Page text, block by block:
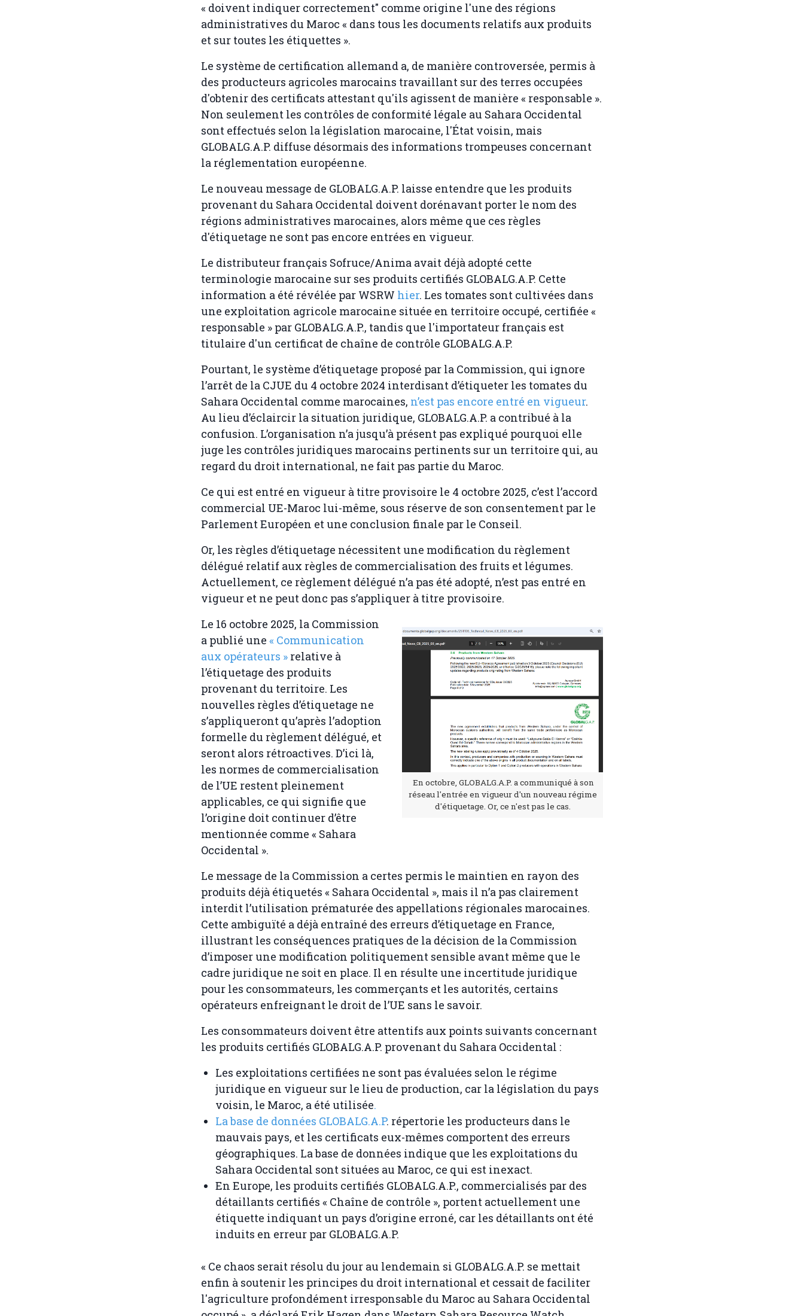
« doivent indiquer correctement" comme origine l'une des régions
administratives du Maroc « dans tous les documents relatifs aux produits
et sur toutes les étiquettes ».
Le système de certification allemand a, de manière controversée, permis à
des producteurs agricoles marocains travaillant sur des terres occupées
d'obtenir des certificats attestant qu'ils agissent de manière « responsable ».
Non seulement les contrôles de conformité légale au Sahara Occidental
sont effectués selon la législation marocaine, l'État voisin, mais
GLOBALG.A.P. diffuse désormais des informations trompeuses concernant
la réglementation européenne.
Le nouveau message de GLOBALG.A.P. laisse entendre que les produits
provenant du Sahara Occidental doivent dorénavant porter le nom des
régions administratives marocaines, alors même que ces règles
d'étiquetage ne sont pas encore entrées en vigueur.
Le distributeur français Sofruce/Anima avait déjà adopté cette
terminologie marocaine sur ses produits certifiés GLOBALG.A.P. Cette
information a été révélée par WSRW hier. Les tomates sont cultivées dans
une exploitation agricole marocaine située en territoire occupé, certifiée «
responsable » par GLOBALG.A.P., tandis que l'importateur français est
titulaire d'un certificat de chaîne de contrôle GLOBALG.A.P.
Pourtant, le système d’étiquetage proposé par la Commission, qui ignore
l’arrêt de la CJUE du 4 octobre 2024 interdisant d’étiqueter les tomates du
Sahara Occidental comme marocaines, n’est pas encore entré en vigueur.
Au lieu d’éclaircir la situation juridique, GLOBALG.A.P. a contribué à la
confusion. L’organisation n’a jusqu’à présent pas expliqué pourquoi elle
juge les contrôles juridiques marocains pertinents sur un territoire qui, au
regard du droit international, ne fait pas partie du Maroc.
Ce qui est entré en vigueur à titre provisoire le 4 octobre 2025, c’est l’accord
commercial UE-Maroc lui-même, sous réserve de son consentement par le
Parlement Européen et une conclusion finale par le Conseil.
Or, les règles d’étiquetage nécessitent une modification du règlement
délégué relatif aux règles de commercialisation des fruits et légumes.
Actuellement, ce règlement délégué n’a pas été adopté, n’est pas entré en
vigueur et ne peut donc pas s’appliquer à titre provisoire.
En octobre, GLOBALG.A.P. a communiqué à son
réseau l'entrée en vigueur d'un nouveau régime
d'étiquetage. Or, ce n'est pas le cas.
Le 16 octobre 2025, la Commission
a publié une « Communication
aux opérateurs » relative à
l’étiquetage des produits
provenant du territoire. Les
nouvelles règles d’étiquetage ne
s’appliqueront qu’après l’adoption
formelle du règlement délégué, et
seront alors rétroactives. D’ici là,
les normes de commercialisation
de l’UE restent pleinement
applicables, ce qui signifie que
l’origine doit continuer d’être
mentionnée comme « Sahara
Occidental ».
Le message de la Commission a certes permis le maintien en rayon des
produits déjà étiquetés « Sahara Occidental », mais il n’a pas clairement
interdit l’utilisation prématurée des appellations régionales marocaines.
Cette ambiguïté a déjà entraîné des erreurs d’étiquetage en France,
illustrant les conséquences pratiques de la décision de la Commission
d’imposer une modification politiquement sensible avant même que le
cadre juridique ne soit en place. Il en résulte une incertitude juridique
pour les consommateurs, les commerçants et les autorités, certains
opérateurs enfreignant le droit de l’UE sans le savoir.
Les consommateurs doivent être attentifs aux points suivants concernant
les produits certifiés GLOBALG.A.P. provenant du Sahara Occidental :
Les exploitations certifiées ne sont pas évaluées selon le régime
juridique en vigueur sur le lieu de production, car la législation du pays
voisin, le Maroc, a été utilisée.
La base de données GLOBALG.A.P. répertorie les producteurs dans le
mauvais pays, et les certificats eux-mêmes comportent des erreurs
géographiques. La base de données indique que les exploitations du
Sahara Occidental sont situées au Maroc, ce qui est inexact.
En Europe, les produits certifiés GLOBALG.A.P., commercialisés par des
détaillants certifiés « Chaîne de contrôle », portent actuellement une
étiquette indiquant un pays d’origine erroné, car les détaillants ont été
induits en erreur par GLOBALG.A.P.
« Ce chaos serait résolu du jour au lendemain si GLOBALG.A.P. se mettait
enfin à soutenir les principes du droit international et cessait de faciliter
l'agriculture profondément irresponsable du Maroc au Sahara Occidental